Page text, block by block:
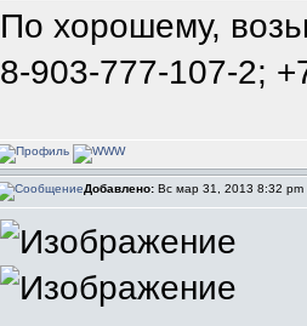
По хорошему,
8-903-777-107-2;
Добавлено: Вс мар 31, 2013 8:32 pm